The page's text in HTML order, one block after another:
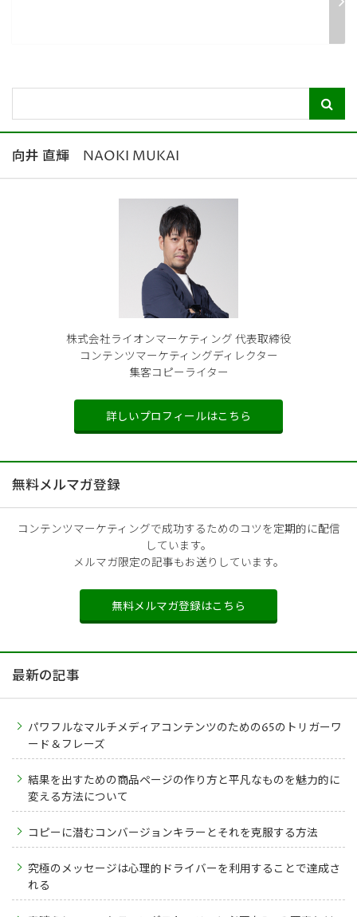
向井 直輝 NAOKI MUKAI
株式会社ライオンマーケティング 代表取締役
コンテンツマーケティングディレクター
集客コピーライター
詳しいプロフィールはこちら
無料メルマガ登録
コンテンツマーケティングで成功するためのコツを定期的に配信
しています。
メルマガ限定の記事もお送りしています。
無料メルマガ登録はこちら
最新の記事
パワフルなマルチメディアコンテンツのための65のトリガーワ
ード＆フレーズ
結果を出すための商品ページの作り方と平凡なものを魅力的に
変える方法について
コピーに潜むコンバージョンキラーとそれを克服する方法
究極のメッセージは心理的ドライバーを利用することで達成さ
れる